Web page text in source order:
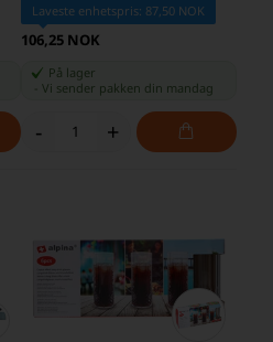
Laveste enhetspris: 87,50 NOK
106,25 NOK
På lager
Vi sender pakken din mandag
- +